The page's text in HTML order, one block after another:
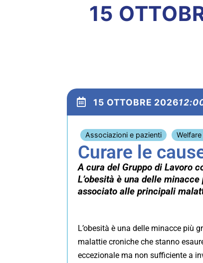
15
15 OTTOBRE 2026
Associazioni e pazienti
Curare le
A cura del Gruppo di Lavoro
L’obesità è una delle
associato alle principali
L’obesità è una delle minacce più
malattie croniche che stanno
eccezionale ma non sufficiente a